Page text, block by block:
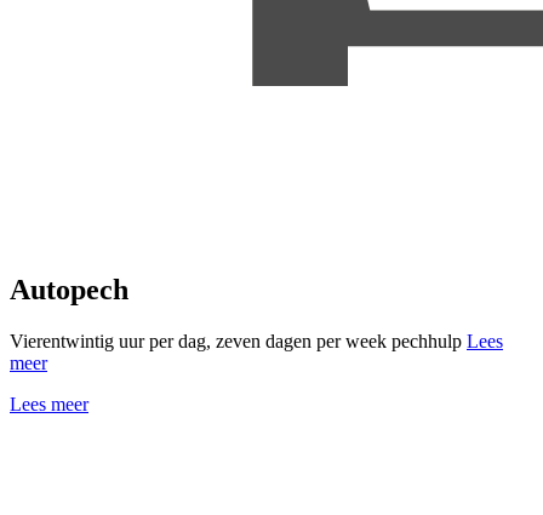
Autopech
Vierentwintig uur per dag, zeven dagen per week pechhulp Lees
meer
Lees meer